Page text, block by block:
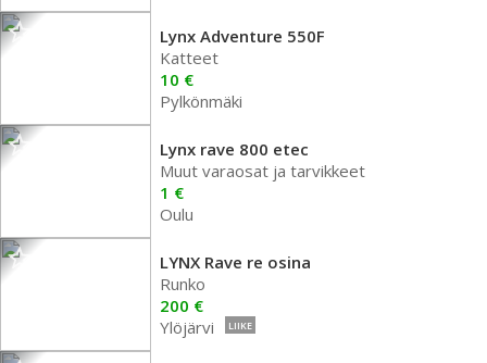
Lynx Adventure 550F
Katteet
10 €
Pylkönmäki
Lynx rave 800 etec
Muut varaosat ja tarvikkeet
1 €
Oulu
LYNX Rave re osina
Runko
200 €
Ylöjärvi
LIIKE